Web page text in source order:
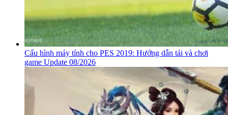
Download Far Cry 3 hướng dẫn cài đặt thành công 100%